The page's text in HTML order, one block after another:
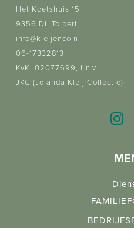
Het Koetshuis 15
9356 DL Tolbert
info@kleijenco.nl
06-17332813
KvK: 02077699, t.n.v.
JKC (Jolanda Kleij Collectie)